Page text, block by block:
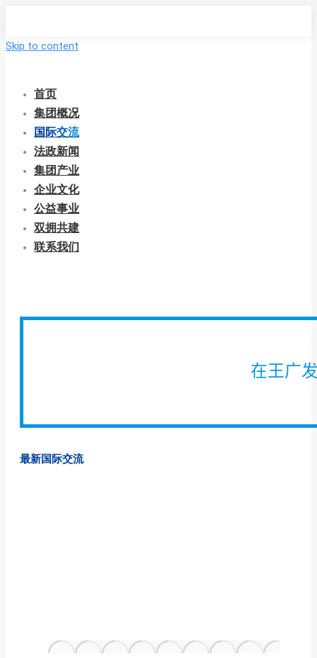
Skip to content
首页
集团概况
国际交流
法政新闻
集团产业
企业文化
公益事业
双拥共建
联系我们
在王广
最新国际交流